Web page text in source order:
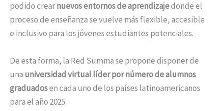
podido crearnuevos entornos de aprendizajedonde el
proceso de enseñanza se vuelve más flexible, accesible
e inclusivo para los jóvenes estudiantes potenciales.
De esta forma, la Red Summa se propone disponer de
una universidad virtual líder por número de alumnos
graduadosen cada uno de los países latinoamericanos
para el año 2025.